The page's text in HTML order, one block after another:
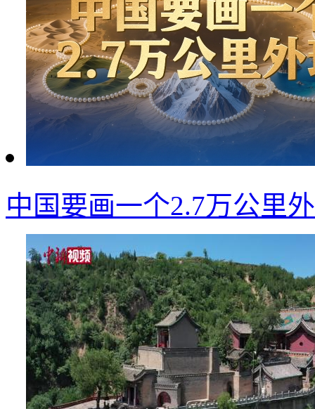
中国要画一个2.7万公里